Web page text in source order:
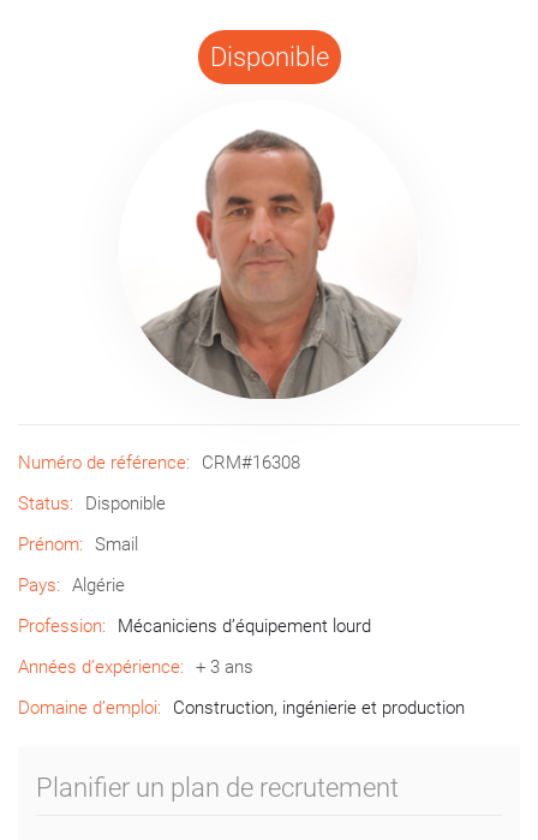
Disponible
Numéro de référence:
CRM#16308
Status:
Disponible
Prénom:
Smail
Pays:
Algérie
Profession:
Mécaniciens d’équipement lourd
Années d’expérience:
+ 3 ans
Domaine d’emploi:
Construction, ingénierie et production
Planifier un plan de recrutement